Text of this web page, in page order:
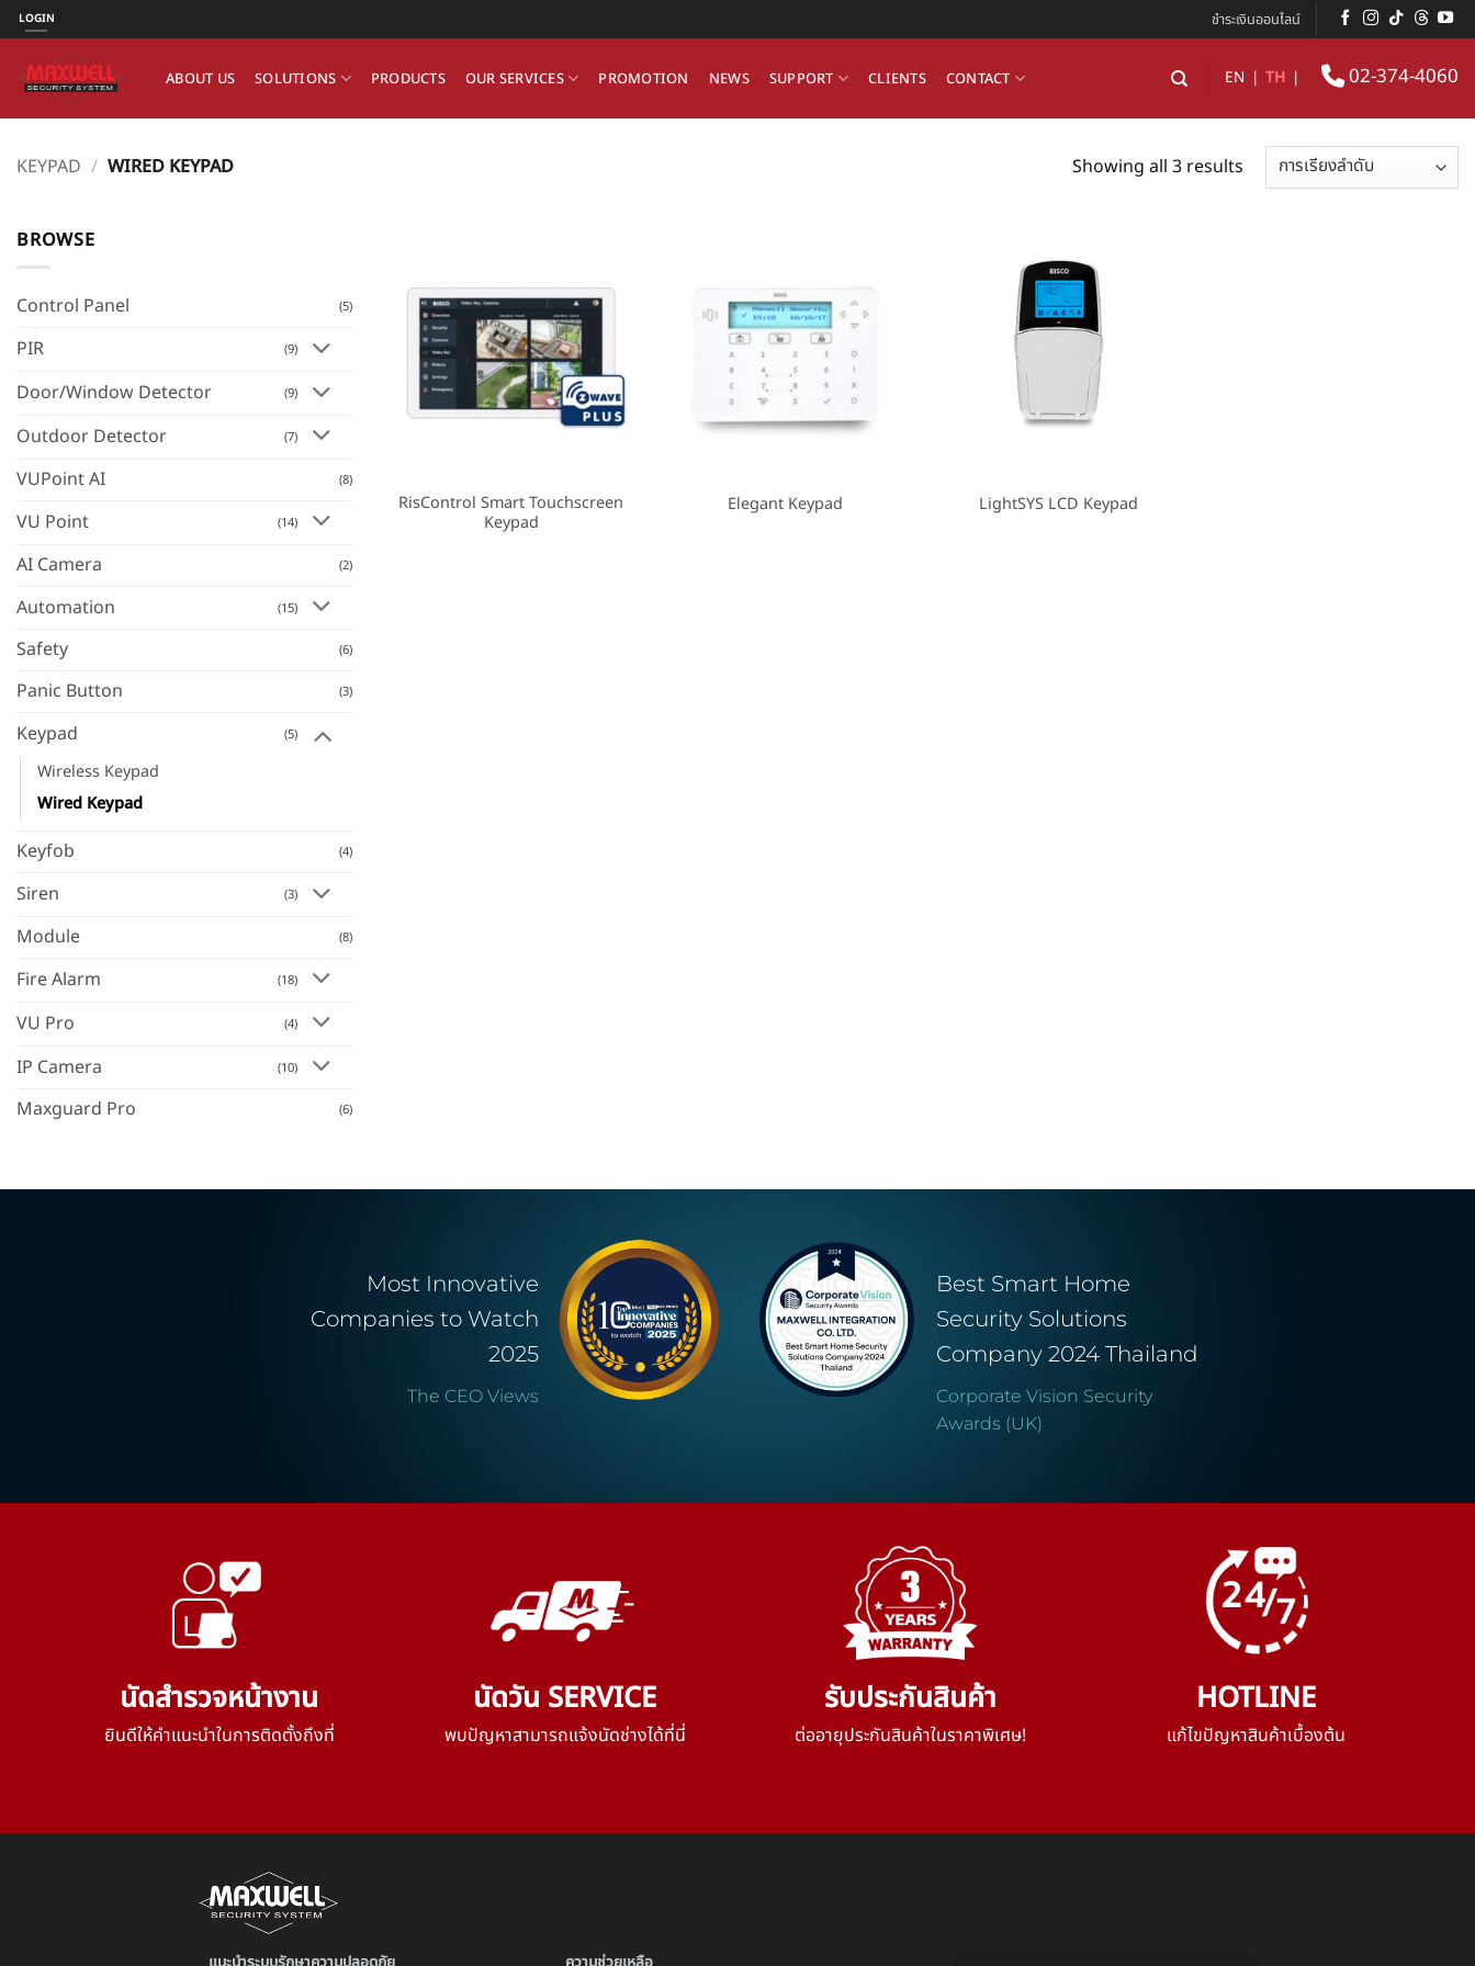
ข้าม
ไป
เนื้อหา
LOGIN ชำระเงินออนไลน์
ABOUT US SOLUTIONS PRODUCTS OUR SERVICES PROMOTION NEWS SUPPORT CLIENTS CONTACT EN | TH | 02-374-4060
KEYPAD / WIRED KEYPAD Showing all 3 results
BROWSE
Control Panel (5)
PIR (9)
Door/Window Detector (9)
Outdoor Detector (7)
VUPoint AI (8)
VU Point (14)
AI Camera (2)
Automation (15)
Safety (6)
Panic Button (3)
Keypad (5)
Wireless Keypad
Wired Keypad
Keyfob (4)
Siren (3)
Module (8)
Fire Alarm (18)
VU Pro (4)
IP Camera (10)
Maxguard Pro (6)
RisControl Smart Touchscreen
Keypad
Elegant Keypad LightSYS LCD Keypad
Most Innovative
Companies to Watch
2025
The CEO Views
Best Smart Home
Security Solutions
Company 2024 Thailand
Corporate Vision Security
Awards (UK)
นัดสำรวจหน้างาน
ยินดีให้คำแนะนำในการติดตั้งถึงที่
นัดวัน SERVICE
พบปัญหาสามารถแจ้งนัดช่างได้ที่นี่
รับประกันสินค้า
ต่ออายุประกันสินค้าในราคาพิเศษ!
HOTLINE
แก้ไขปัญหาสินค้าเบื้องต้น